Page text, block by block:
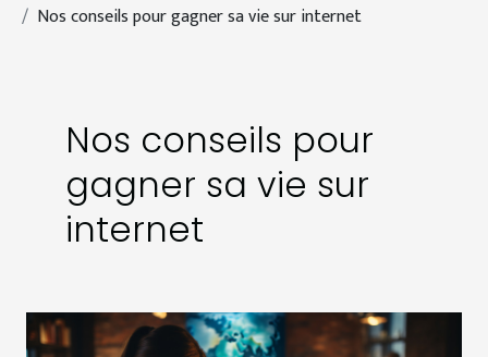
Nos conseils pour gagner sa vie sur internet
Nos conseils pour
gagner sa vie sur
internet